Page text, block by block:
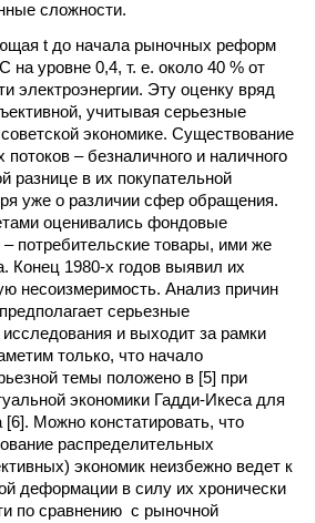
сложности.
t до начала рыночных реформ
уровне 0,4, т. е. около 40 % от
электроэнергии. Эту оценку вряд
учитывая серьезные
экономике. Существование
– безналичного и наличного
разнице в их покупательной
уже о различии сфер обращения.
оценивались фондовые
потребительские товары, ими же
Конец 1980-х годов выявил их
несоизмеримость. Анализ причин
серьезные
и выходит за рамки
только, что начало
темы положено в [5] при
экономики Гадди-Икеса для
[6]. Можно констатировать, что
распределительных
экономик неизбежно ведет к
деформации в силу их хронически
по сравнению с рыночной